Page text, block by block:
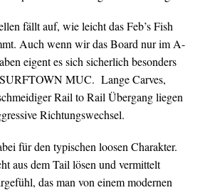
fällt auf, wie leicht das Feb’s Fish
Auch wenn wir das Board nur im A-
eigent es sich sicherlich besonders
MUC. Lange Carves,
Rail to Rail Übergang liegen
Richtungswechsel.
für den typischen loosen Charakter.
aus dem Tail lösen und vermittelt
das man von einem modernen